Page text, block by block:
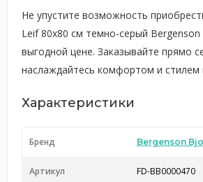
Не упустите возможность
Leif 80х80 см темно-серый
выгодной цене. Заказывайте прямо
наслаждайтесь комфортом и
Характеристики
Бренд Bergenson
Артикул FD-BB0000470